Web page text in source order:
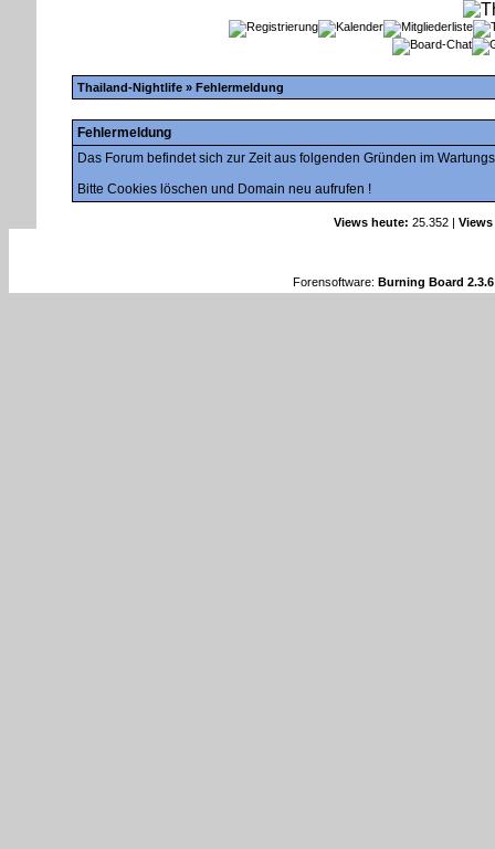
Thailand-Nightlife » Fehlermeldung
Fehlermeldung
Das Forum befindet sich zur Zeit aus folgenden Gründen im
Bitte Cookies löschen und Domain neu aufrufen !
Views heute: 25.352 |
Forensoftware: Burning Board 2.3.6